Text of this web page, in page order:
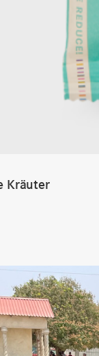
Kräuter